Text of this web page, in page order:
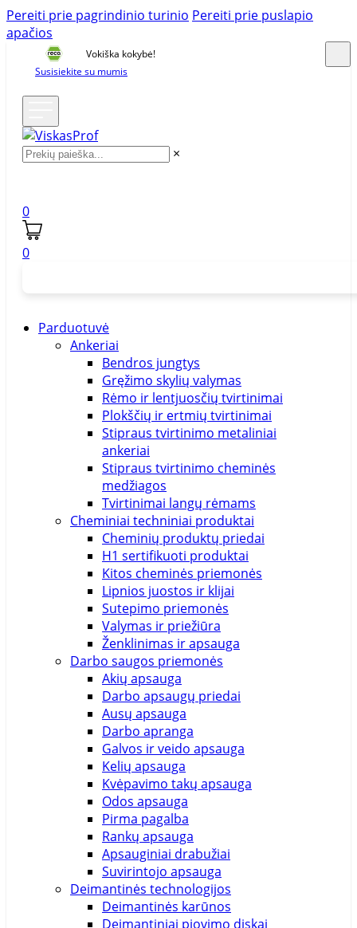
Pereiti prie pagrindinio turinio Pereiti prie puslapio
apačios
Vokiška kokybė!
Susisiekite su mumis
×
0
0
Parduotuvė
Ankeriai
Bendros jungtys
Gręžimo skylių valymas
Rėmo ir lentjuosčių tvirtinimai
Plokščių ir ertmių tvirtinimai
Stipraus tvirtinimo metaliniai
ankeriai
Stipraus tvirtinimo cheminės
medžiagos
Tvirtinimai langų rėmams
Cheminiai techniniai produktai
Cheminių produktų priedai
H1 sertifikuoti produktai
Kitos cheminės priemonės
Lipnios juostos ir klijai
Sutepimo priemonės
Valymas ir priežiūra
Ženklinimas ir apsauga
Darbo saugos priemonės
Akių apsauga
Darbo apsaugų priedai
Ausų apsauga
Darbo apranga
Galvos ir veido apsauga
Kelių apsauga
Kvėpavimo takų apsauga
Odos apsauga
Pirma pagalba
Rankų apsauga
Apsauginiai drabužiai
Suvirintojo apsauga
Deimantinės technologijos
Deimantinės karūnos
Deimantiniai pjovimo diskai